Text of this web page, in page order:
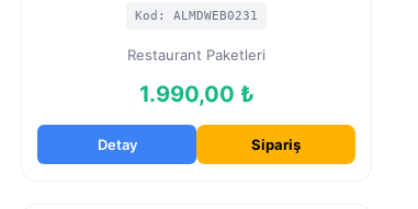
Kod: ALMDWEB0231
Restaurant Paketleri
1.990,00 ₺
Detay Sipariş